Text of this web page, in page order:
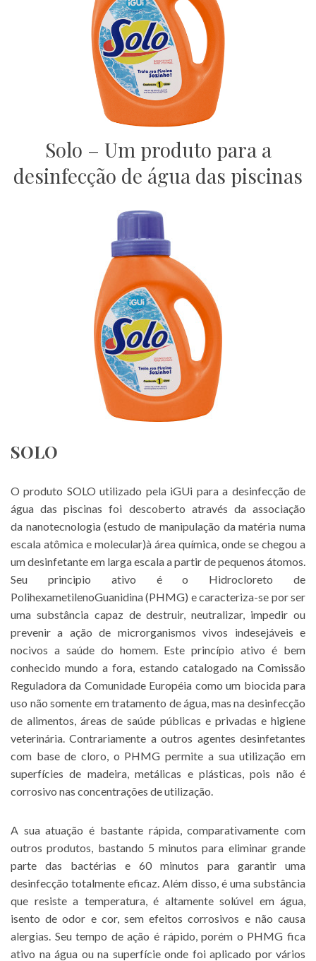
Solo – Um produto para a
desinfecção de água das piscinas
SOLO
O produto SOLO utilizado pela iGUi para a desinfecção de
água das piscinas foi descoberto através da associação
da nanotecnologia (estudo de manipulação da matéria numa
escala atômica e molecular)à área química, onde se chegou a
um desinfetante em larga escala a partir de pequenos átomos.
Seu principio ativo é o Hidrocloreto de
PolihexametilenoGuanidina (PHMG) e caracteriza-se por ser
uma substância capaz de destruir, neutralizar, impedir ou
prevenir a ação de microrganismos vivos indesejáveis e
nocivos a saúde do homem. Este princípio ativo é bem
conhecido mundo a fora, estando catalogado na Comissão
Reguladora da Comunidade Européia como um biocida para
uso não somente em tratamento de água, mas na desinfecção
de alimentos, áreas de saúde públicas e privadas e higiene
veterinária. Contrariamente a outros agentes desinfetantes
com base de cloro, o PHMG permite a sua utilização em
superfícies de madeira, metálicas e plásticas, pois não é
corrosivo nas concentrações de utilização.
A sua atuação é bastante rápida, comparativamente com
outros produtos, bastando 5 minutos para eliminar grande
parte das bactérias e 60 minutos para garantir uma
desinfecção totalmente eficaz. Além disso, é uma substância
que resiste a temperatura, é altamente solúvel em água,
isento de odor e cor, sem efeitos corrosivos e não causa
alergias. Seu tempo de ação é rápido, porém o PHMG fica
ativo na água ou na superfície onde foi aplicado por vários